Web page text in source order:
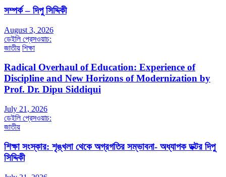
সম্পর্ক – দিপু সিদ্দিকী
August 3, 2026
ডেইলি প্রেসওয়াচ:
জাতীয় শিক্ষা
Radical Overhaul of Education: Experience of
Discipline and New Horizons of Modernization by
Prof. Dr. Dipu Siddiqui
July 21, 2026
ডেইলি প্রেসওয়াচ:
জাতীয়
শিক্ষা সংস্কার: শৃঙ্খলা থেকে অগ্রগতির সম্ভাবনা- অধ্যাপক ডক্টর দিপু
সিদ্দিকী